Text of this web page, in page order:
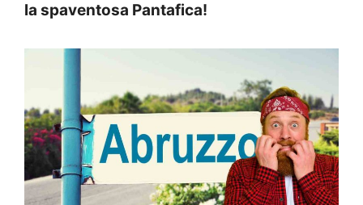
la spaventosa Pantafica!